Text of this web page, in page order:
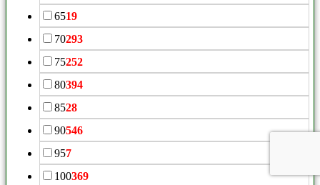
6519
70293
75252
80394
8528
90546
957
100369